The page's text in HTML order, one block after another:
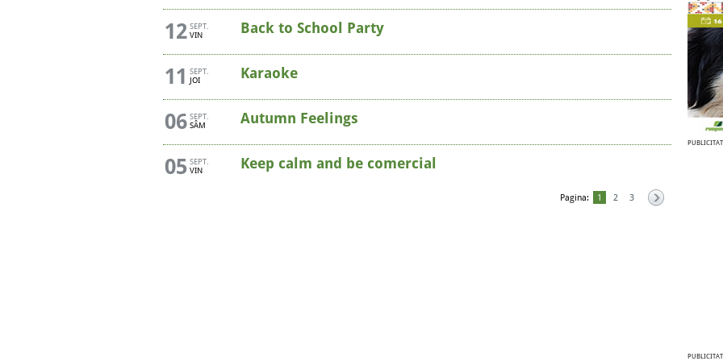
Back to School Party
12 SEPT.
VIN
Karaoke
11 SEPT.
JOI
Autumn Feelings
06 SEPT.
SÂM
Keep calm and be comercial
05 SEPT.
VIN
Pagina: 1 2 3